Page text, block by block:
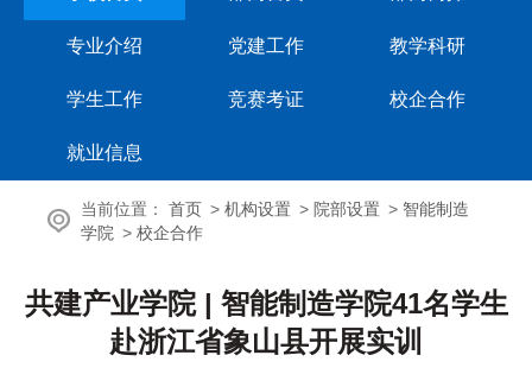
专业介绍 党建工作 教学科研
学生工作 竞赛考证 校企合作
就业信息
当前位置： 首页 > 机构设置 > 院部设置 > 智能制造
学院 > 校企合作
共建产业学院 | 智能制造学院41名学生
赴浙江省象山县开展实训